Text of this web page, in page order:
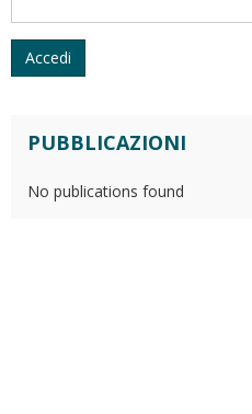
Accedi
PUBBLICAZIONI
No publications found